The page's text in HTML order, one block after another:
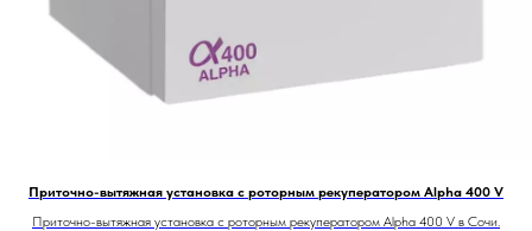
Приточно-вытяжная установка с роторным рекуператором Alpha 400 V
Приточно-вытяжная установка с роторным рекуператором Alpha 400 V в Сочи.